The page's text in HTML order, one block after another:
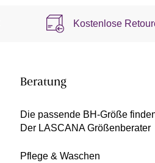
Kostenlose
Beratung
Die passende BH-Größe
Der LASCANA Größenberater
Pflege & Waschen